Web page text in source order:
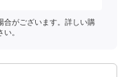
がございます。詳しい購
。